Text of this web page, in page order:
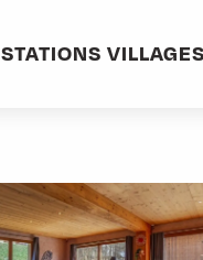
STATIONS VILLAGES